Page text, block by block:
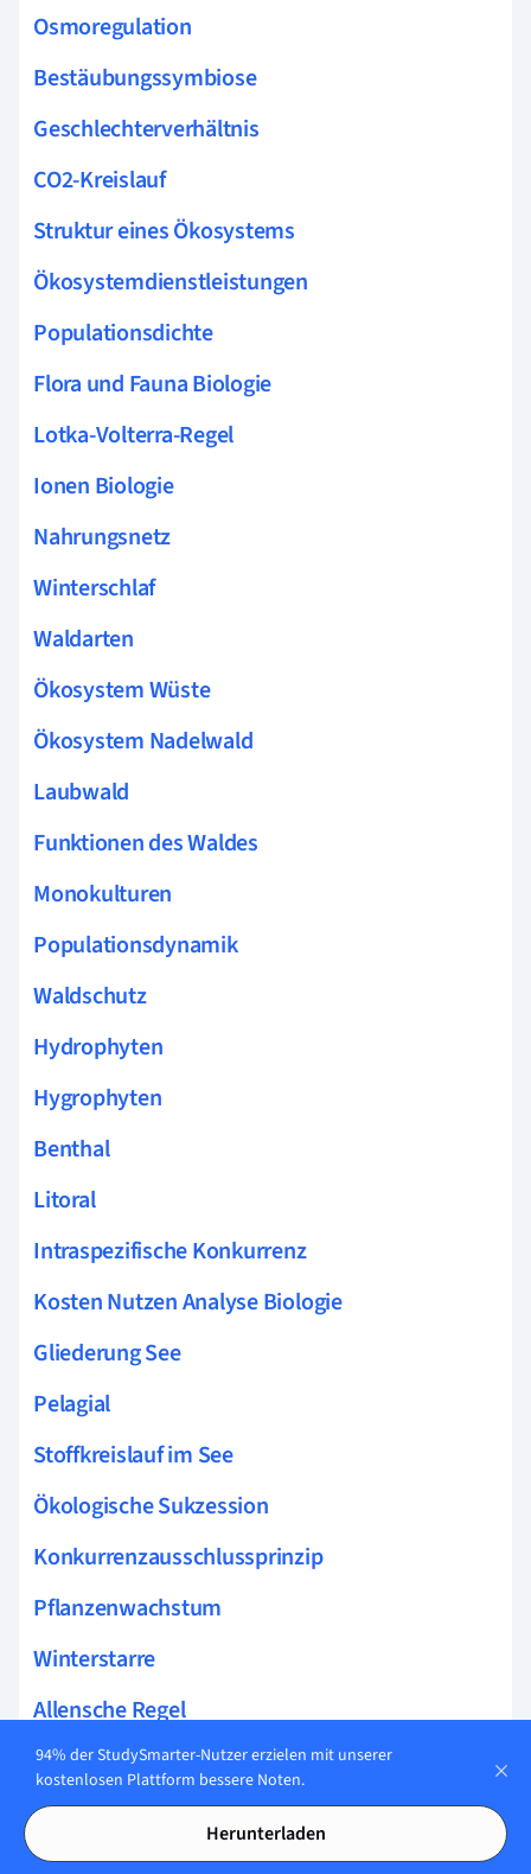
Osmoregulation
Bestäubungssymbiose
Geschlechterverhältnis
CO2-Kreislauf
Struktur eines Ökosystems
Ökosystemdienstleistungen
Populationsdichte
Flora und Fauna Biologie
Lotka-Volterra-Regel
Ionen Biologie
Nahrungsnetz
Winterschlaf
Waldarten
Ökosystem Wüste
Ökosystem Nadelwald
Laubwald
Funktionen des Waldes
Monokulturen
Populationsdynamik
Waldschutz
Hydrophyten
Hygrophyten
Benthal
Litoral
Intraspezifische Konkurrenz
Kosten Nutzen Analyse Biologie
Gliederung See
Pelagial
Stoffkreislauf im See
Ökologische Sukzession
Konkurrenzausschlussprinzip
Pflanzenwachstum
Winterstarre
Allensche Regel
Nahrungskette
Biozönose
Konsumenten Biologie
94% der StudySmarter-Nutzer erzielen mit unserer
kostenlosen Plattform bessere Noten.
Herunterladen